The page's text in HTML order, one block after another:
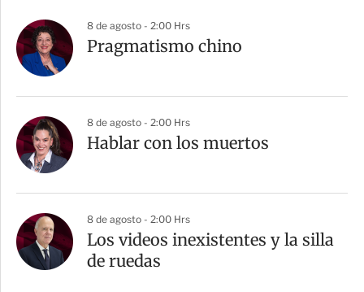
8 de agosto - 2:00 Hrs
Pragmatismo chino
8 de agosto - 2:00 Hrs
Hablar con los muertos
8 de agosto - 2:00 Hrs
Los videos inexistentes y la silla
de ruedas